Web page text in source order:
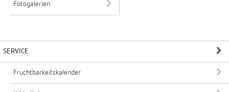
Fotogalerien
SERVICE
Fruchtbarkeitskalender